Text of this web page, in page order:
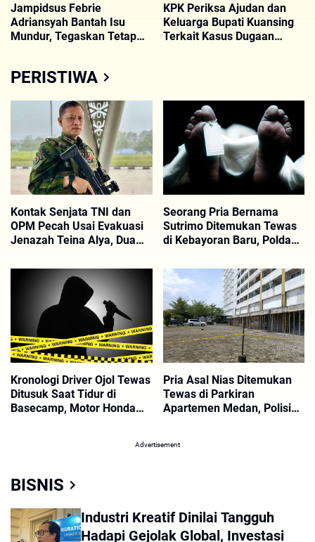
Jampidsus Febrie
Adriansyah Bantah Isu
Mundur, Tegaskan Tetap
KPK Periksa Ajudan dan
Keluarga Bupati Kuansing
Terkait Kasus Dugaan
PERISTIWA
Kontak Senjata TNI dan
OPM Pecah Usai Evakuasi
Jenazah Teina Alya, Dua
Seorang Pria Bernama
Sutrimo Ditemukan Tewas
di Kebayoran Baru, Polda
Penyebabnya
Kronologi Driver Ojol Tewas
Ditusuk Saat Tidur di
Basecamp, Motor Honda
Pria Asal Nias Ditemukan
Tewas di Parkiran
Apartemen Medan, Polisi
Advertisement
BISNIS
Industri Kreatif Dinilai Tangguh
Hadapi Gejolak Global, Investasi